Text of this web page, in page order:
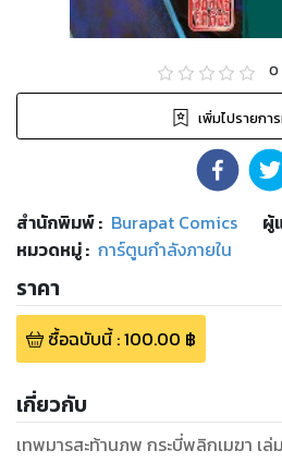
0
เพิ่มไปรายกา
สำนักพิมพ์: Burapat Comics ผู้
หมวดหมู่: การ์ตูนกำลังภายใน
ราคา
ซื้อฉบับนี้:100.00 ฿
เกี่ยวกับ
เทพมารสะท้านภพ กระบี่พลิกเมฆา เล่